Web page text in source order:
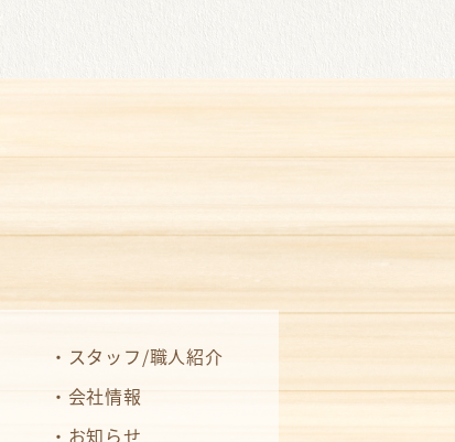
スタッフ/職人紹介
会社情報
お知らせ